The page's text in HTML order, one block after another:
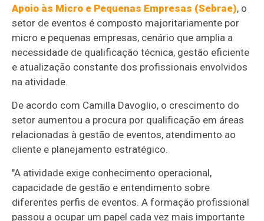
Apoio às Micro e Pequenas Empresas (Sebrae), o
setor de eventos é composto majoritariamente por
micro e pequenas empresas, cenário que amplia a
necessidade de qualificação técnica, gestão eficiente
e atualização constante dos profissionais envolvidos
na atividade.
De acordo com Camilla Davoglio, o crescimento do
setor aumentou a procura por qualificação em áreas
relacionadas à gestão de eventos, atendimento ao
cliente e planejamento estratégico.
"A atividade exige conhecimento operacional,
capacidade de gestão e entendimento sobre
diferentes perfis de eventos. A formação profissional
passou a ocupar um papel cada vez mais importante